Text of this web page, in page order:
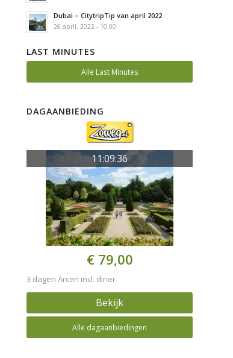
Dubai – CitytripTip van april 2022
26 april, 2022 - 10:00
LAST MINUTES
Alle Last Minutes
DAGAANBIEDING
11:09:36
€ 79,00
3 dagen Arcen incl. diner
Bekijk
Alle dagaanbiedingen